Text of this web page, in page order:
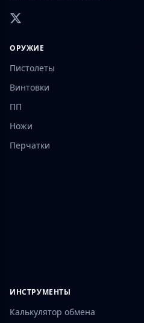
ОРУЖИЕ
Пистолеты
Винтовки
ПП
Ножи
Перчатки
ИНСТРУМЕНТЫ
Калькулятор обмена